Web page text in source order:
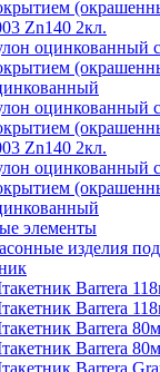
Zn140 2кл.
оцинкованный
оцинкованный
Zn140 2кл.
оцинкованный
элементы
изделия под
Barrera
Barrera
Barrera
Barrera
Barrera